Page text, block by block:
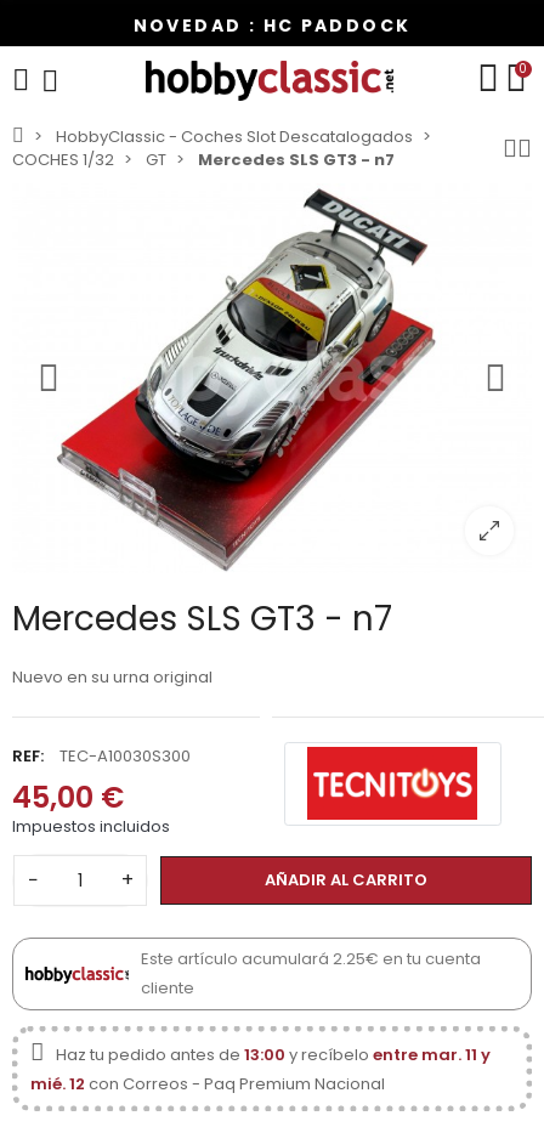
NOVEDAD : HC PADDOCK
0
HobbyClassic - Coches Slot Descatalogados
COCHES 1/32
GT Mercedes SLS GT3 - n7
Mercedes SLS GT3 - n7
Nuevo en su urna original
REF: TEC-A10030S300
45,00 €
Impuestos incluidos
− + AÑADIR AL CARRITO
Este artículo acumulará 2.25€ en tu cuenta
cliente
Haz tu pedido antes de 13:00 y recíbelo entre mar. 11 y
mié. 12 con Correos - Paq Premium Nacional